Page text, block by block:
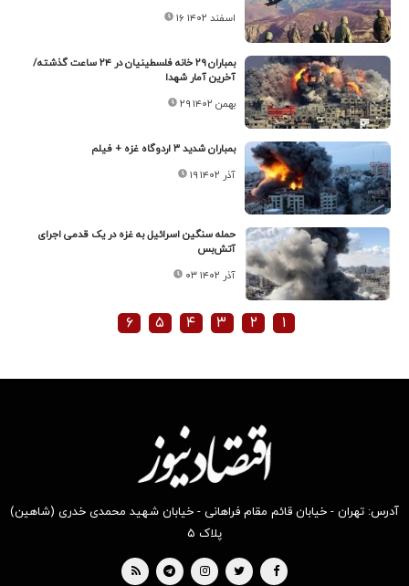
۱۶ اسفند ۱۴۰۲
بمباران ۲۹ خانه فلسطینیان در ۲۴ ساعت گذشته/
آخرین آمار شهدا
۲۹ بهمن ۱۴۰۲
بمباران شدید ۳ اردوگاه غزه + فیلم
۱۹ آذر ۱۴۰۲
حمله سنگین اسرائیل به غزه در یک قدمی اجرای
آتش‌بس
۰۳ آذر ۱۴۰۲
۱ ۲ ۳ ۴ ۵ ۶
آدرس: تهران - خیابان قائم مقام فراهانی - خیابان شهید محمدی خدری (شاهین)
پلاک ۵